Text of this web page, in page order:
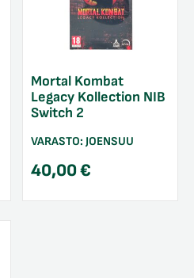
Mortal Kombat
Legacy Kollection NIB
Switch 2
VARASTO: JOENSUU
40,00€